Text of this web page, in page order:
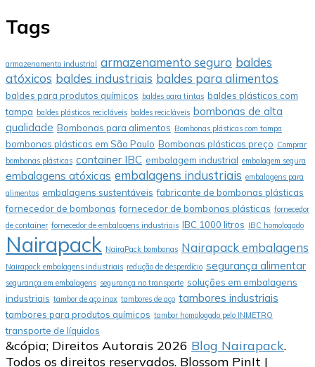
Tags
armazenamento industrial armazenamento seguro baldes
atóxicos baldes industriais baldes para alimentos
baldes para produtos químicos baldes para tintas baldes plásticos com
tampa baldes plásticos recicláveis baldes recicláveis bombonas de alta
qualidade Bombonas para alimentos Bombonas plásticas com tampa
bombonas plásticas em São Paulo Bombonas plásticas preço Comprar
bombonas plásticas container IBC embalagem industrial embalagem segura
embalagens atóxicas embalagens industriais embalagens para
alimentos embalagens sustentáveis fabricante de bombonas plásticas
fornecedor de bombonas fornecedor de bombonas plásticas fornecedor
de container fornecedor de embalagens industriais IBC 1000 litros IBC homologado
Nairapack NairaPack bombonas Nairapack embalagens
Nairapack embalagens industriais redução de desperdício segurança alimentar
segurança em embalagens segurança no transporte soluções em embalagens
industriais tambor de aço inox tambores de aço tambores industriais
tambores para produtos químicos tambor homologado pelo INMETRO
transporte de líquidos
&cópia; Direitos Autorais 2026 Blog Nairapack.
Todos os direitos reservados. Blossom PinIt |